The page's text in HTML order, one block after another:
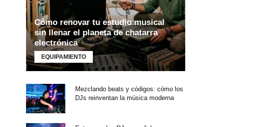
Cómo renovar tu estudio musical
sin llenar el planeta de chatarra
electrónica
EQUIPAMIENTO
Mezclando beats y códigos: cómo los
DJs reinventan la música moderna